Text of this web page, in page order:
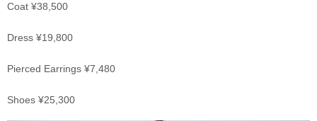
Coat ¥38,500
Dress ¥19,800
Pierced Earrings ¥7,480
Shoes ¥25,300